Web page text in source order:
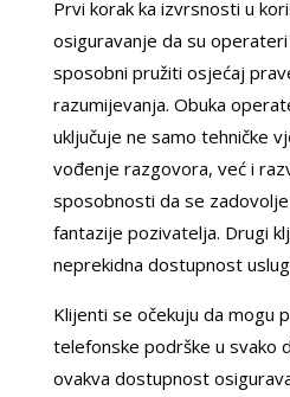
Prvi korak ka izvrsnosti u
osiguravanje da su operateri
sposobni pružiti osjećaj
razumijevanja. Obuka
uključuje ne samo tehničke
vođenje razgovora, već i
sposobnosti da se
fantazije pozivatelja. Drugi
neprekidna dostupnost
Klijenti se očekuju da mogu
telefonske podrške u svako
ovakva dostupnost